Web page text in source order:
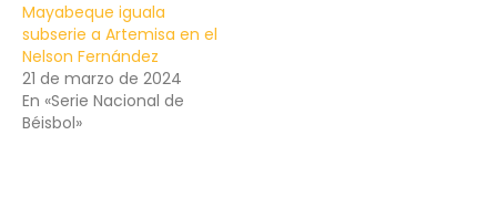
Mayabeque iguala
subserie a Artemisa en el
Nelson Fernández
21 de marzo de 2024
En «Serie Nacional de
Béisbol»